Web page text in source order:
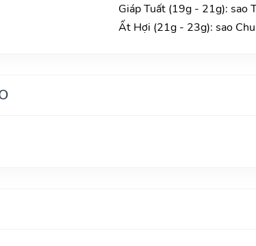
Giáp Tuất (19g - 21g): sao
Ất Hợi (21g - 23g): sao